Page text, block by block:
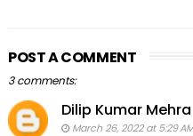
POST A COMMENT
3 comments:
Dilip Kumar Mehra
March 26, 2022 at 5:29 AM